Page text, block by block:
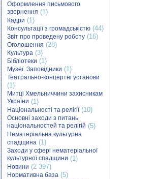
Оформлення письмового
звернення (1)
Кадри (1)
Консультації з громадськістю (44)
Звіт про проведену роботу (16)
Оголошення (28)
Культура (3)
Бібліотеки (1)
Музеї. Заповідники (1)
Театрально-концертні установи
(1)
Митці Хмельниччини захисникам
України (1)
Національності та релігії(10)
Основні заходи з питань
національностей та релігій (5)
Нематеріальна культурна
спадщина (1)
Заходи у сфері нематеріальної
культурної спадщини (1)
Новини (2 397)
Нормативна база (5)